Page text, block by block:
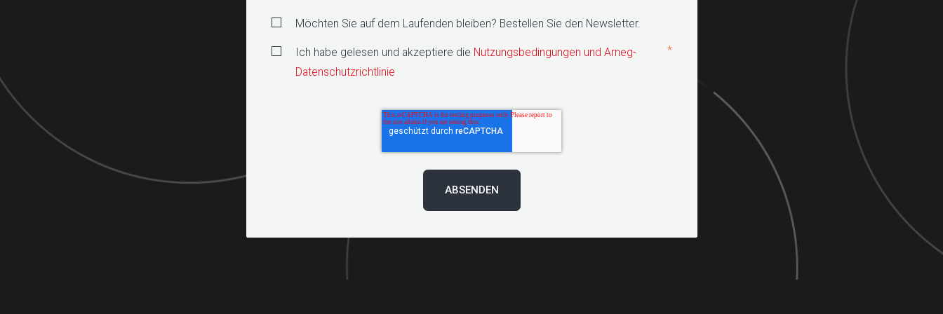
Möchten Sie auf dem Laufenden bleiben? Bestellen Sie den Newsletter.
Ich habe gelesen und akzeptiere die Nutzungsbedingungen und Arneg-
Datenschutzrichtlinie
*